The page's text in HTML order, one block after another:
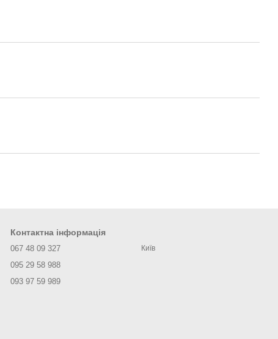
Контактна інформація
067 48 09 327
095 29 58 988
093 97 59 989
Київ